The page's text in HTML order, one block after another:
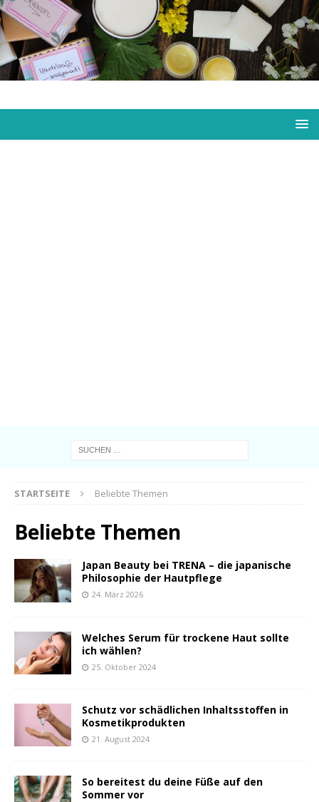
STARTSEITE Beliebte Themen
Beliebte Themen
Japan Beauty bei TRENA – die japanische
Philosophie der Hautpflege
24. März 2026
Welches Serum für trockene Haut sollte
ich wählen?
25. Oktober 2024
Schutz vor schädlichen Inhaltsstoffen in
Kosmetikprodukten
21. August 2024
So bereitest du deine Füße auf den
Sommer vor